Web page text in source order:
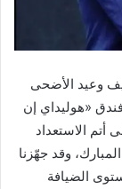
وعيد الأضحى
«هوليداي إن
الاستعداد
وقد جهّزنا
الضيافة